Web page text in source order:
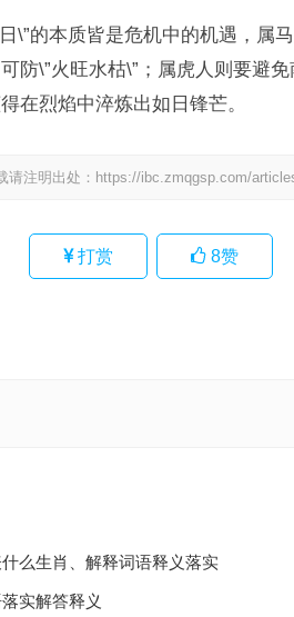
\”的本质皆是危机中的机遇，属
防\”火旺水枯\”；属虎人则要避
在烈焰中淬炼出如日锋芒。
注明出处： https://ibc.zmqgsp.com/
打赏 8赞
么生肖、解释词语释义落实
实解答释义